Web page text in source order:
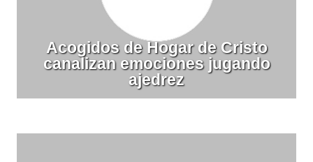
Acogidos de Hogar de Cristo
canalizan emociones jugando
ajedrez